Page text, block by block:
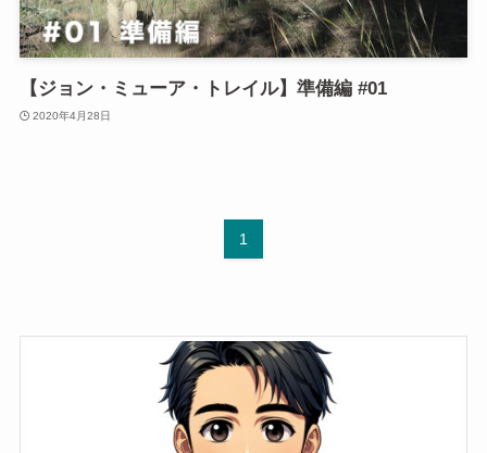
【ジョン・ミューア・トレイル】準備編 #01
2020年4月28日
1